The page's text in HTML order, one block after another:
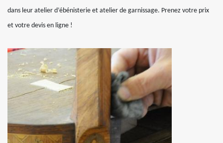
dans leur atelier d’ébénisterie et atelier de garnissage. Prenez votre prix
et votre devis en ligne !